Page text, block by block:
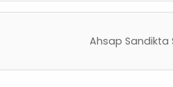
Ahsap Sandikta